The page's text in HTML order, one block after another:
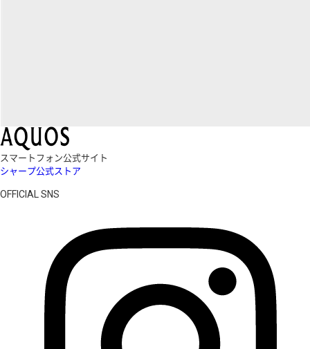
スマートフォン公式サイト
シャープ公式ストア
OFFICIAL SNS